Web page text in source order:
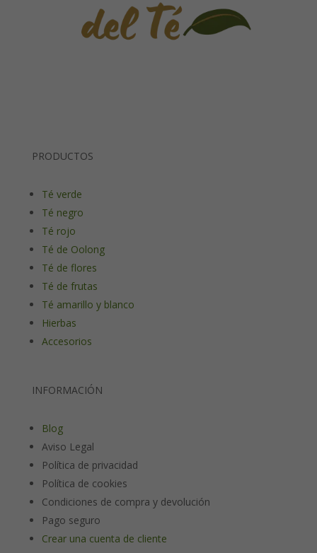
PRODUCTOS
Té verde
Té negro
Té rojo
Té de Oolong
Té de flores
Té de frutas
Té amarillo y blanco
Hierbas
Accesorios
INFORMACIÓN
Blog
Aviso Legal
Política de privacidad
Política de cookies
Condiciones de compra y devolución
Pago seguro
Crear una cuenta de cliente